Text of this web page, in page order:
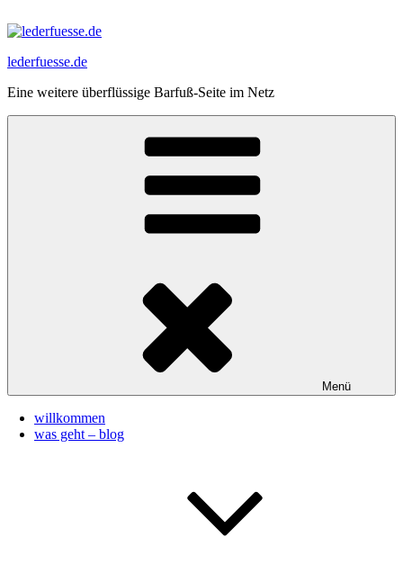
Inhalt
lederfuesse.de
Eine weitere überflüssige Barfuß-Seite im Netz
Menü
willkommen
was geht – blog